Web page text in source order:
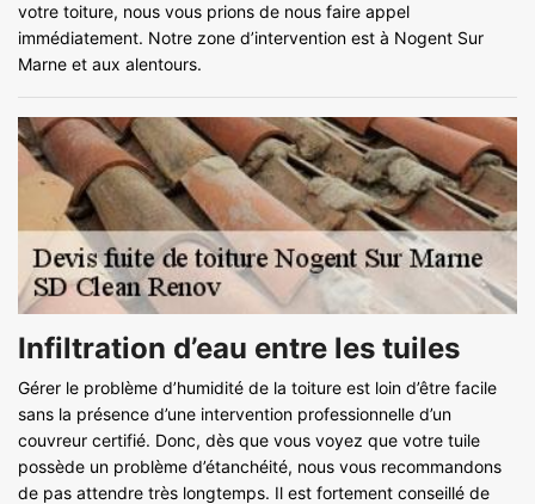
votre toiture, nous vous prions de nous faire appel
immédiatement. Notre zone d’intervention est à Nogent Sur
Marne et aux alentours.
Infiltration d’eau entre les tuiles
Gérer le problème d’humidité de la toiture est loin d’être facile
sans la présence d’une intervention professionnelle d’un
couvreur certifié. Donc, dès que vous voyez que votre tuile
possède un problème d’étanchéité, nous vous recommandons
de pas attendre très longtemps. Il est fortement conseillé de